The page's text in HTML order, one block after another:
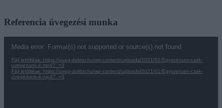
Referencia üvegezési munka
Media error: Format(s) not supported or source(s) not found
Fájl letöltése: https://uveg-doktor.hu/wp-content/uploads/2021/01/Egyszeruen-csak-
uvegezunk-4.mp4?_=3
Fájl letöltése: https://uveg-doktor.hu/wp-content/uploads/2021/01/Egyszeruen-csak-
uvegezunk-4.mp4?_=3